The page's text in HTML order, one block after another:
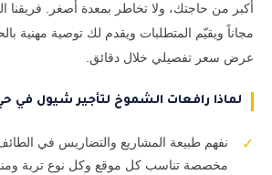
أكبر من حاجتك، ولا تخاطر بمعدة أصغر. فريقنا
مجاناً ويقيّم المتطلبات ويقدم لك توصية مهنية
عرض سعر تفصيلي خلال دقائق.
لماذا رافعات الشموخ لتأجير شيول في
✓
نفهم طبيعة المشاريع والتضاريس في
مخصصة تناسب كل موقع وكل نوع تربة